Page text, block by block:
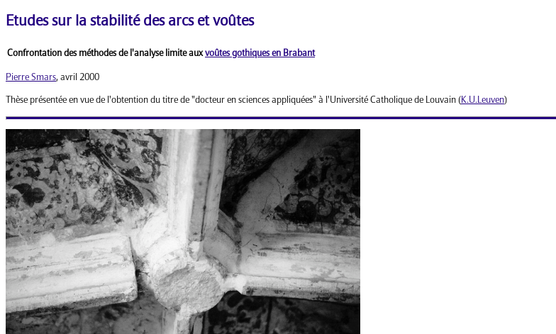
Etudes sur la stabilité des arcs et voûtes
Confrontation des méthodes de l'analyse limite auxvoûtes gothiques en Brabant
Pierre Smars, avril 2000
Thèse présentée en vue de l'obtention du titre de "docteur en sciences appliquées" à l'Université Catholique de Louvain (K.U.Leuven)